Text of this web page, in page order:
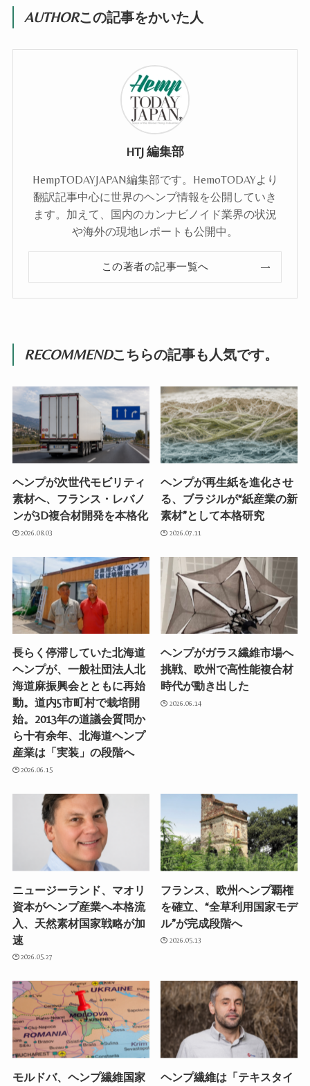
AUTHORこの記事をかいた人
HTJ 編集部
HempTODAYJAPAN編集部です。HemoTODAYより
翻訳記事中心に世界のヘンプ情報を公開していき
ます。加えて、国内のカンナビノイド業界の状況
や海外の現地レポートも公開中。
この著者の記事一覧へ
RECOMMENDこちらの記事も人気です。
ヘンプが次世代モビリティ
素材へ、フランス・レバノ
ンが3D複合材開発を本格化
2026.08.03
ヘンプが再生紙を進化させ
る、ブラジルが“紙産業の新
素材”として本格研究
2026.07.11
長らく停滞していた北海道
ヘンプが、一般社団法人北
海道麻振興会とともに再始
動。道内5市町村で栽培開
始。2013年の道議会質問か
ら十有余年、北海道ヘンプ
産業は「実装」の段階へ
2026.06.15
ヘンプがガラス繊維市場へ
挑戦、欧州で高性能複合材
時代が動き出した
2026.06.14
ニュージーランド、マオリ
資本がヘンプ産業へ本格流
入、天然素材国家戦略が加
速
2026.05.27
フランス、欧州ヘンプ覇権
を確立、“全草利用国家モデ
ル”が完成段階へ
2026.05.13
モルドバ、ヘンプ繊維国家
ヘンプ繊維は「テキスタイ